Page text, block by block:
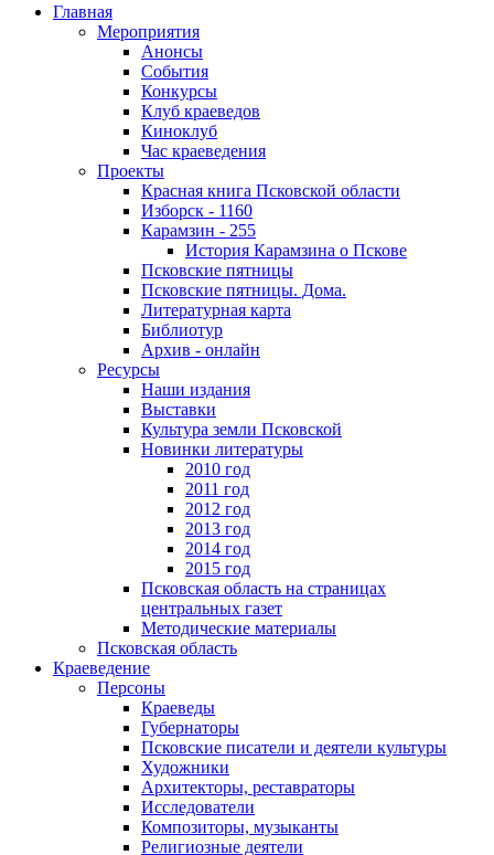
Главная
Мероприятия
Анонсы
События
Конкурсы
Клуб краеведов
Киноклуб
Час краеведения
Проекты
Красная книга Псковской области
Изборск - 1160
Карамзин - 255
История Карамзина о Пскове
Псковские пятницы
Псковские пятницы. Дома.
Литературная карта
Библиотур
Архив - онлайн
Ресурсы
Наши издания
Выставки
Культура земли Псковской
Новинки литературы
2010 год
2011 год
2012 год
2013 год
2014 год
2015 год
Псковская область на страницах
центральных газет
Методические материалы
Псковская область
Краеведение
Персоны
Краеведы
Губернаторы
Псковские писатели и деятели культуры
Художники
Архитекторы, реставраторы
Исследователи
Композиторы, музыканты
Религиозные деятели